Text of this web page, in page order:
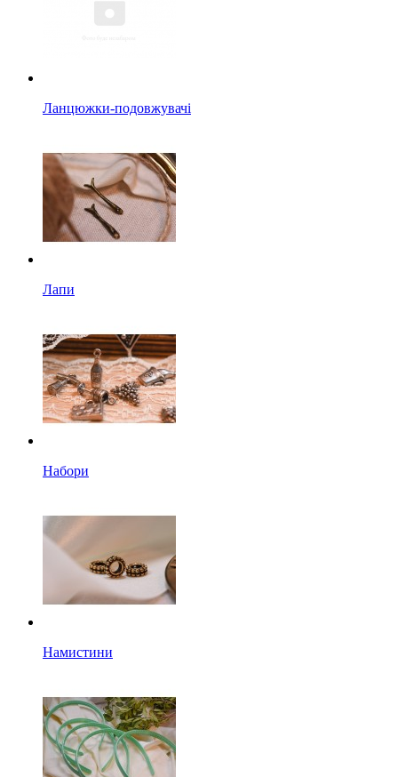
Ланцюжки-подовжувачі
Лапи
Набори
Намистини